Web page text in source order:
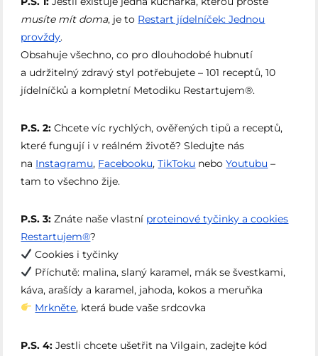
musíte mít doma, je to Restart jídelníček: Jednou
provždy.
Obsahuje všechno, co pro dlouhodobé hubnutí
a udržitelný zdravý styl potřebujete – 101 receptů, 10
jídelníčků a kompletní Metodiku Restartujem®.
P.S. 2: Chcete víc rychlých, ověřených tipů a receptů,
které fungují i v reálném životě? Sledujte nás
na Instagramu, Facebooku,TikToku neboYoutubu –
tam to všechno žije.
P.S. 3: Znáte naše vlastní proteinové tyčinky a cookies
Restartujem®?
Cookies i tyčinky
Příchutě: malina, slaný karamel, mák se švestkami,
káva, arašídy a karamel, jahoda, kokos a meruňka
Mrkněte, která bude vaše srdcovka
P.S. 4: Jestli chcete ušetřit na Vilgain, zadejte kód